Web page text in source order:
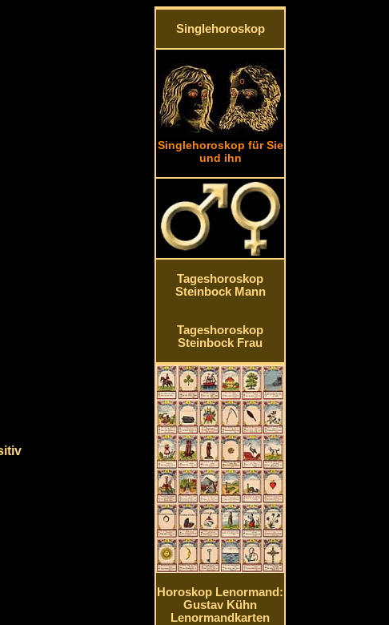
Singlehoroskop
Singlehoroskop für Sie
und ihn
Tageshoroskop
Steinbock Mann
Tageshoroskop
Steinbock Frau
Horoskop Lenormand:
Gustav Kühn
Lenormandkarten